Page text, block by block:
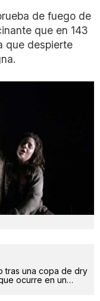
de fuego de
que en 143
que despierte
tras una copa de dry
ocurre en un